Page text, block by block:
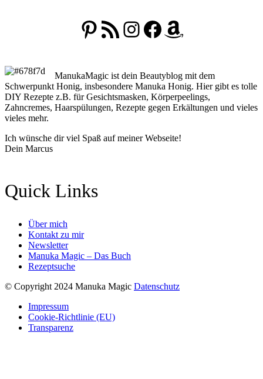
Pinterest
RSS-FeedInstagram
Facebook
Amazon
ManukaMagic ist dein Beautyblog mit dem
Schwerpunkt Honig, insbesondere Manuka Honig. Hier gibt es tolle
DIY Rezepte z.B. für Gesichtsmasken, Körperpeelings,
Zahncremes, Haarspülungen, Rezepte gegen Erkältungen und vieles
vieles mehr.
Ich wünsche dir viel Spaß auf meiner Webseite!
Dein Marcus
Quick Links
Über mich
Kontakt zu mir
Newsletter
Manuka Magic – Das Buch
Rezeptsuche
© Copyright 2024 Manuka Magic Datenschutz
Impressum
Cookie-Richtlinie (EU)
Transparenz